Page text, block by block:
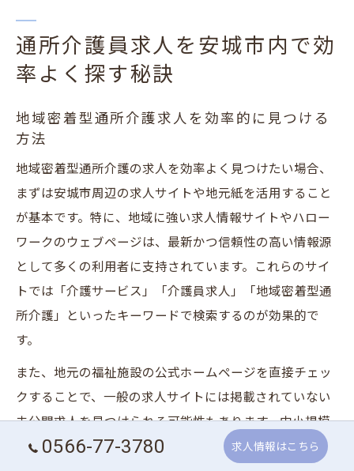
通所介護員求人を安城市内で効
率よく探す秘訣
地域密着型通所介護求人を効率的に見つける
方法
地域密着型通所介護の求人を効率よく見つけたい場合、
まずは安城市周辺の求人サイトや地元紙を活用すること
が基本です。特に、地域に強い求人情報サイトやハロー
ワークのウェブページは、最新かつ信頼性の高い情報源
として多くの利用者に支持されています。これらのサイ
トでは「介護サービス」「介護員求人」「地域密着型通
所介護」といったキーワードで検索するのが効果的で
す。
また、地元の福祉施設の公式ホームページを直接チェッ
クすることで、一般の求人サイトには掲載されていない
未公開求人を見つけられる可能性もあります。中小規模
の事業所や新規オープン予定の施設などは、公式サイト
0566-77-3780 求人情報はこちら